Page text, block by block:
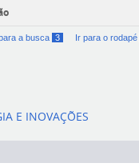
a busca 3 Ir para o rodapé
E INOVAÇÕES